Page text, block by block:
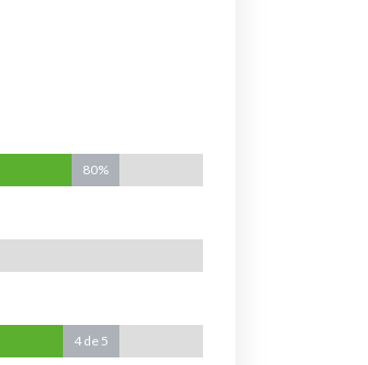
80%
4 de 5